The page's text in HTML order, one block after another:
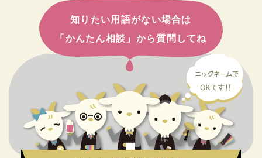
知りたい用語がない場合は
「かんたん相談」から質問してね